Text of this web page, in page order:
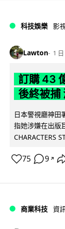
科技娛樂 影
Lawton 1 日
訂購 43
後終被捕
日本警視廳神田
指她涉嫌在出版
CHARACTERS
75 9 ↗
商業科技 資